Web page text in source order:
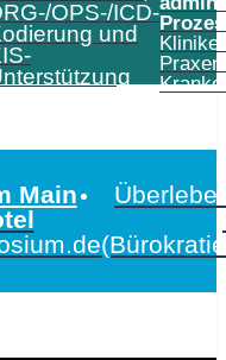
OPS-/ICD-
und
Main